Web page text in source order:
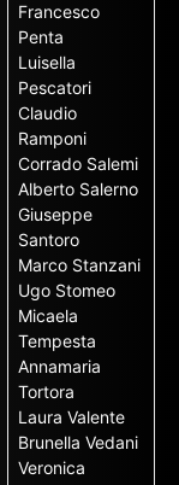
Francesco
Penta
Luisella
Pescatori
Claudio
Ramponi
Corrado Salemi
Alberto Salerno
Giuseppe
Santoro
Marco Stanzani
Ugo Stomeo
Micaela
Tempesta
Annamaria
Tortora
Laura Valente
Brunella Vedani
Veronica